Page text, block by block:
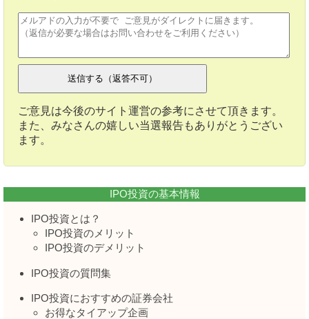
ご意見は今後のサイト運営の参考にさせて頂きます。
また、みなさんの嬉しい当選報告もありがとうござい
ます。
IPO投資の基本情報
IPO投資とは？
IPO投資のメリット
IPO投資のデメリット
IPO投資の質問集
IPO投資におすすめの証券会社
お得なタイアップ企画